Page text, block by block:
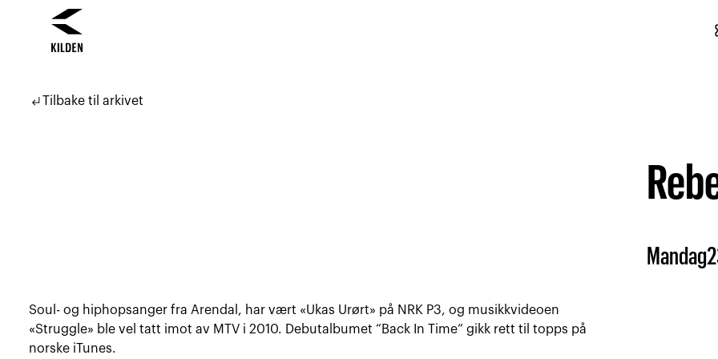
innhold
navigasjon
subdirectory_arrow_leftTilbake til arkivet
Mandag
Soul- og hiphopsanger fra Arendal, har vært «Ukas Urørt» på NRK P3, og musikkvideoen
«Struggle» ble vel tatt imot av MTV i 2010. Debutalbumet “Back In Time” gikk rett til topps på
norske iTunes.